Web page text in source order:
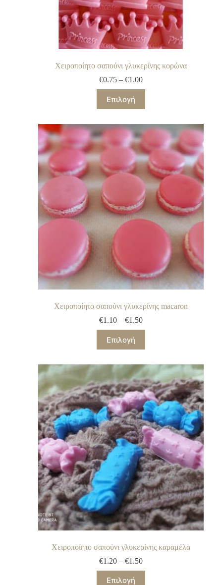
Χειροποίητο σαπούνι γλυκερίνης κορώνα
€0.75 – €1.00
Επιλογή
Χειροποίητο σαπούνι γλυκερίνης macaron
€1.10 – €1.50
Επιλογή
Χειροποίητο σαπούνι γλυκερίνης καραμέλα
€1.20 – €1.50
Επιλογή